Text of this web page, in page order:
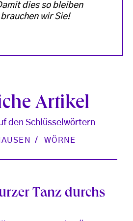
dies so bleiben
wir Sie!
Artikel
den Schlüsselwörtern
WÖRNE
Tanz durchs